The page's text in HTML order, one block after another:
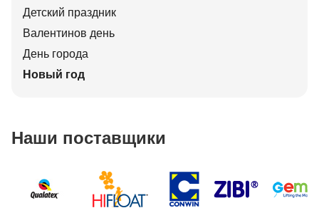
Детский праздник
Валентинов день
День города
Новый год
Наши поставщики